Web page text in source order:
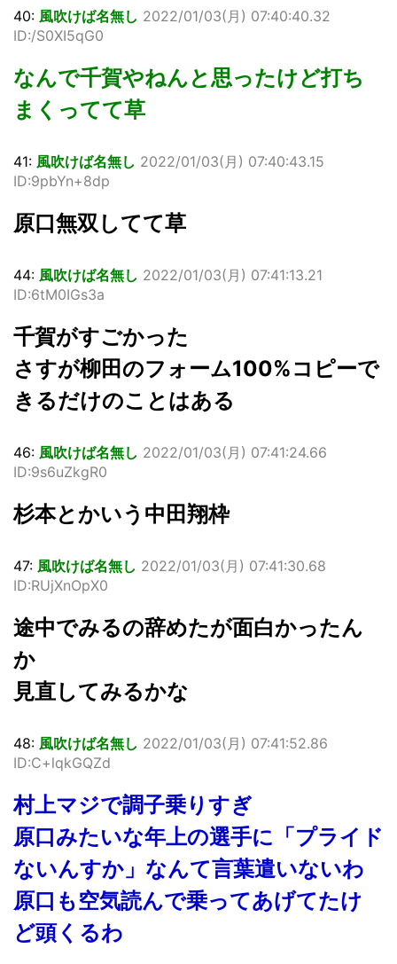
40: 風吹けば名無し 2022/01/03(月) 07:40:40.32
ID:/S0XI5qG0
なんで千賀やねんと思ったけど打ち
まくってて草
41: 風吹けば名無し 2022/01/03(月) 07:40:43.15
ID:9pbYn+8dp
原口無双してて草
44: 風吹けば名無し 2022/01/03(月) 07:41:13.21
ID:6tM0IGs3a
千賀がすごかった
さすが柳田のフォーム100%コピーで
きるだけのことはある
46: 風吹けば名無し 2022/01/03(月) 07:41:24.66
ID:9s6uZkgR0
杉本とかいう中田翔枠
47: 風吹けば名無し 2022/01/03(月) 07:41:30.68
ID:RUjXnOpX0
途中でみるの辞めたが面白かったん
か
見直してみるかな
48: 風吹けば名無し 2022/01/03(月) 07:41:52.86
ID:C+lqkGQZd
村上マジで調子乗りすぎ
原口みたいな年上の選手に「プライド
ないんすか」なんて言葉遣いないわ
原口も空気読んで乗ってあげてたけ
ど頭くるわ